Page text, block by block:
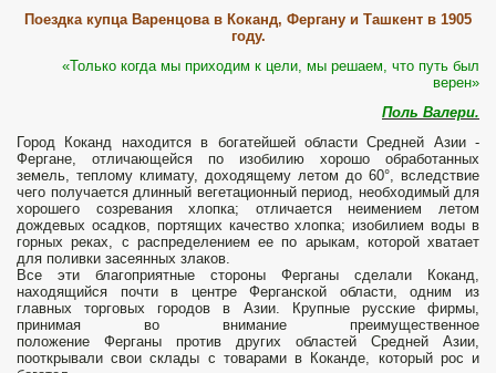
Поездка купца Варенцова в Коканд, Фергану и Ташкент в 1905
году.
«Только когда мы приходим к цели, мы решаем, что путь был
верен»
Поль Валери.
Город Коканд находится в богатейшей области Средней Азии -
Фергане, отличающейся по изобилию хорошо обработанных
земель, теплому климату, доходящему летом до 60°, вследствие
чего получается длинный вегетационный период, необходимый для
хорошего созревания хлопка; отличается неимением летом
дождевых осадков, портящих качество хлопка; изобилием воды в
горных реках, с распределением ее по арыкам, которой хватает
для поливки засеянных злаков.
Все эти благоприятные стороны Ферганы сделали Коканд,
находящийся почти в центре Ферганской области, одним из
главных торговых городов в Азии. Крупные русские фирмы,
принимая во внимание преимущественное
положение Ферганы против других областей Средней Азии,
пооткрывали свои склады с товарами в Коканде, который рос и